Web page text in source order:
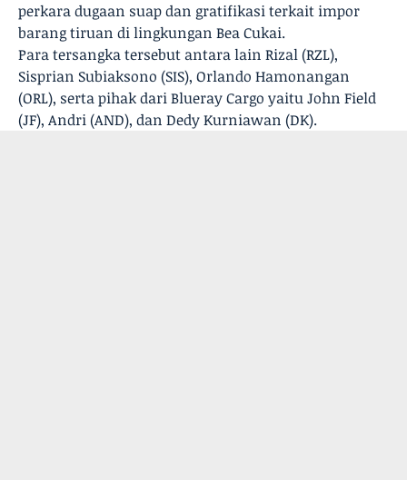
perkara dugaan suap dan gratifikasi terkait impor
barang tiruan di lingkungan Bea Cukai.
Para tersangka tersebut antara lain Rizal (RZL),
Sisprian Subiaksono (SIS), Orlando Hamonangan
(ORL), serta pihak dari Blueray Cargo yaitu John Field
(JF), Andri (AND), dan Dedy Kurniawan (DK).